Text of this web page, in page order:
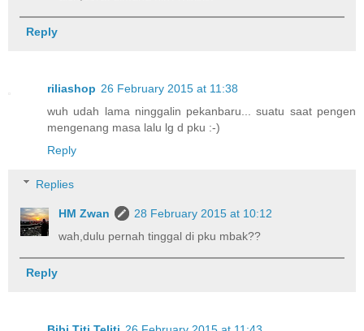
Reply
riliashop 26 February 2015 at 11:38
wuh udah lama ninggalin pekanbaru... suatu saat pengen
mengenang masa lalu lg d pku :-)
Reply
Replies
HM Zwan
28 February 2015 at 10:12
wah,dulu pernah tinggal di pku mbak??
Reply